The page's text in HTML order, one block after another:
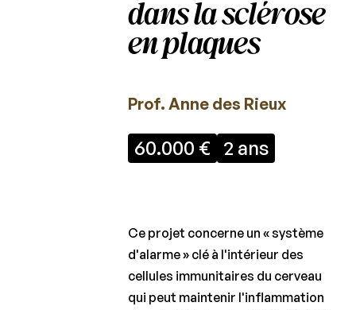
dans la sclérose
en plaques
Prof. Anne des Rieux
60.000 € 2 ans
Ce projet concerne un « système
d'alarme » clé à l'intérieur des
cellules immunitaires du cerveau
qui peut maintenir l'inflammation